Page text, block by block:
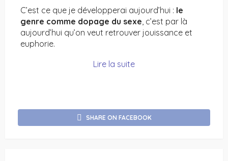
C’est ce que je développerai aujourd’hui : le
genre comme dopage du sexe, c’est par là
aujourd’hui qu’on veut retrouver jouissance et
euphorie.
Lire la suite
SHARE ON FACEBOOK